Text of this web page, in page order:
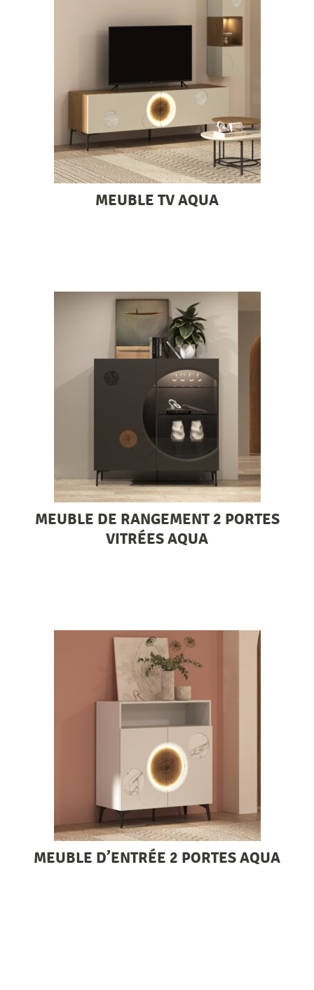
MEUBLE TV AQUA
MEUBLE DE RANGEMENT 2 PORTES
VITRÉES AQUA
MEUBLE D’ENTRÉE 2 PORTES AQUA